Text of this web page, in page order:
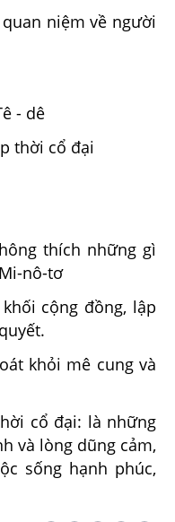
niệm về người
- dê
thời cổ đại
thích những gì
nô-tơ
cộng đồng, lập
khỏi mê cung và
cổ đại: là những
và lòng dũng cảm,
sống hạnh phúc,